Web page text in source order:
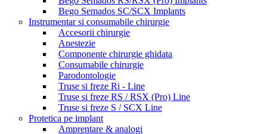
Bego Semados SC/SCX Implants
Instrumentar si consumabile chirurgie
Accesorii chirurgie
Anestezie
Componente chirurgie ghidata
Consumabile chirurgie
Parodontologie
Truse si freze Ri - Line
Truse si freze RS / RSX (Pro) Line
Truse si freze S / SCX Line
Protetica pe implant
Amprentare & analogi